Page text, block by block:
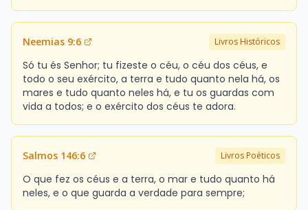
Neemias 9:6 Livros Históricos
Só tu és Senhor; tu fizeste o céu, o céu dos céus, e
todo o seu exército, a terra e tudo quanto nela há, os
mares e tudo quanto neles há, e tu os guardas com
vida a todos; e o exército dos céus te adora.
Salmos 146:6 Livros Poéticos
O que fez os céus e a terra, o mar e tudo quanto há
neles, e o que guarda a verdade para sempre;